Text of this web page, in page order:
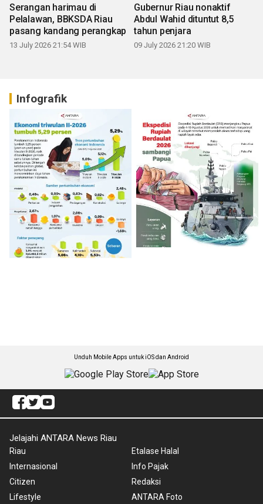
Serangan harimau di
Pelalawan, BBKSDA Riau
pasang kandang perangkap
13 July 2026 21:54 WIB
Gubernur Riau nonaktif
Abdul Wahid dituntut 8,5
tahun penjara
09 July 2026 21:20 WIB
Infografik
Unduh Mobile Apps untuk iOS dan Android
Jelajahi ANTARA News Riau
Riau
Internasional
Citizen
Lifestyle
Etalase Halal
Info Pajak
Redaksi
ANTARA Foto